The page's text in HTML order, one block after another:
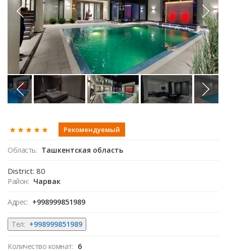
Рекомендуемый
Область: Ташкентская область
District: 80
Район: Чарвак
Адрес: +998999851989
Тел: +998999851989
Количество комнат: 6